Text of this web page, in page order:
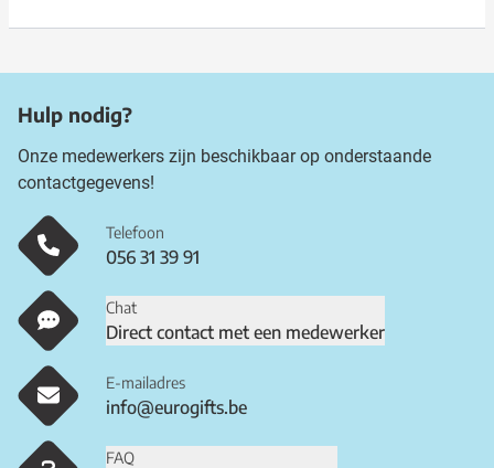
Hulp nodig?
Onze medewerkers zijn beschikbaar op onderstaande
contactgegevens!
Telefoon
056 31 39 91
Chat
Direct contact met een medewerker
E-mailadres
info@eurogifts.be
FAQ